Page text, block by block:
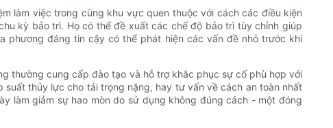
làm việc trong cùng khu vực quen thuộc với cách các điều kiện
kỳ bảo trì. Họ có thể đề xuất các chế độ bảo trì tùy chỉnh giúp
phương đáng tin cậy có thể phát hiện các vấn đề nhỏ trước khi
thường cung cấp đào tạo và hỗ trợ khắc phục sự cố phù hợp với
suất thủy lực cho tải trọng nặng, hay tư vấn về cách an toàn nhất
làm giảm sự hao mòn do sử dụng không đúng cách - một đóng